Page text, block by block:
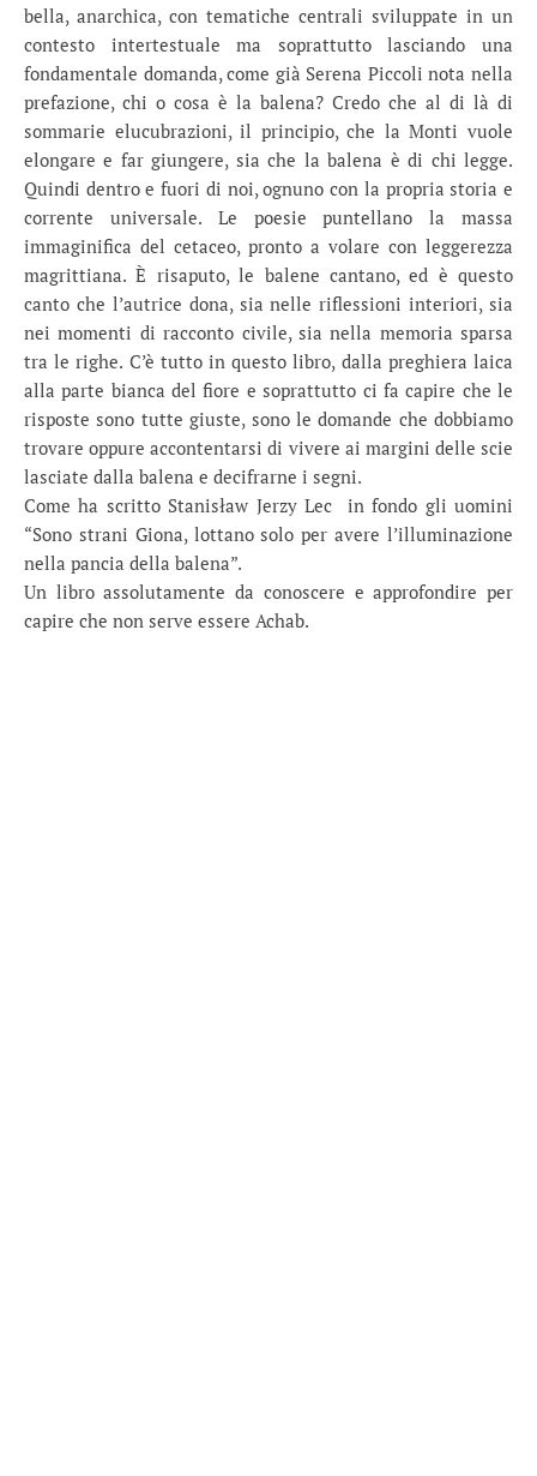
bella, anarchica, con tematiche centrali sviluppate in un
contesto intertestuale ma soprattutto lasciando una
fondamentale domanda, come già Serena Piccoli nota nella
prefazione, chi o cosa è la balena? Credo che al di là di
sommarie elucubrazioni, il principio, che la Monti vuole
elongare e far giungere, sia che la balena è di chi legge.
Quindi dentro e fuori di noi, ognuno con la propria storia e
corrente universale. Le poesie puntellano la massa
immaginifica del cetaceo, pronto a volare con leggerezza
magrittiana. È risaputo, le balene cantano, ed è questo
canto che l’autrice dona, sia nelle riflessioni interiori, sia
nei momenti di racconto civile, sia nella memoria sparsa
tra le righe. C’è tutto in questo libro, dalla preghiera laica
alla parte bianca del fiore e soprattutto ci fa capire che le
risposte sono tutte giuste, sono le domande che dobbiamo
trovare oppure accontentarsi di vivere ai margini delle scie
lasciate dalla balena e decifrarne i segni.
Come ha scritto Stanisław Jerzy Lec in fondo gli uomini
“Sono strani Giona, lottano solo per avere l’illuminazione
nella pancia della balena”.
Un libro assolutamente da conoscere e approfondire per
capire che non serve essere Achab.